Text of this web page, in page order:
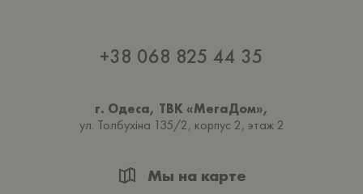
+38 068 825 44 35
г. Одеса, ТВК «МегаДом»,
ул. Толбухiна 135/2, корпус 2, этаж 2
Мы на карте